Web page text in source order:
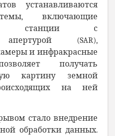
устанавливаются
включающие
станции с
апертурой (SAR),
и инфракрасные
получать
картину земной
на ней
стало внедрение
обработки данных.